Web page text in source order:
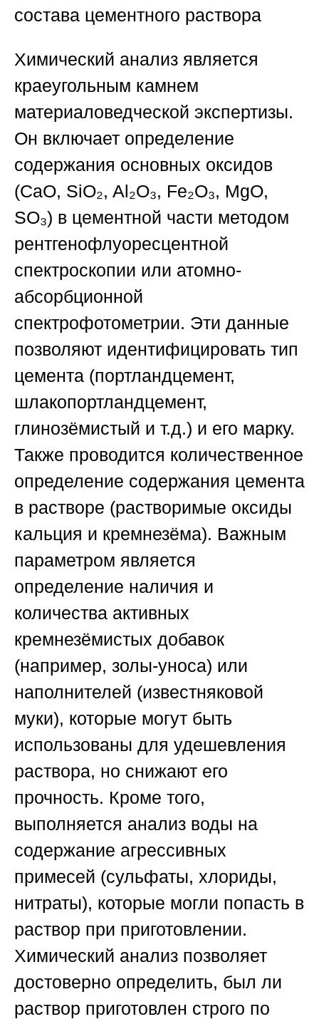
состава цементного раствора
Химический анализ является
краеугольным камнем
материаловедческой экспертизы.
Он включает определение
содержания основных оксидов
(CaO, SiO₂, Al₂O₃, Fe₂O₃, MgO,
SO₃) в цементной части методом
рентгенофлуоресцентной
спектроскопии или атомно-
абсорбционной
спектрофотометрии. Эти данные
позволяют идентифицировать тип
цемента (портландцемент,
шлакопортландцемент,
глинозёмистый и т.д.) и его марку.
Также проводится количественное
определение содержания цемента
в растворе (растворимые оксиды
кальция и кремнезёма). Важным
параметром является
определение наличия и
количества активных
кремнезёмистых добавок
(например, золы-уноса) или
наполнителей (известняковой
муки), которые могут быть
использованы для удешевления
раствора, но снижают его
прочность. Кроме того,
выполняется анализ воды на
содержание агрессивных
примесей (сульфаты, хлориды,
нитраты), которые могли попасть в
раствор при приготовлении.
Химический анализ позволяет
достоверно определить, был ли
раствор приготовлен строго по